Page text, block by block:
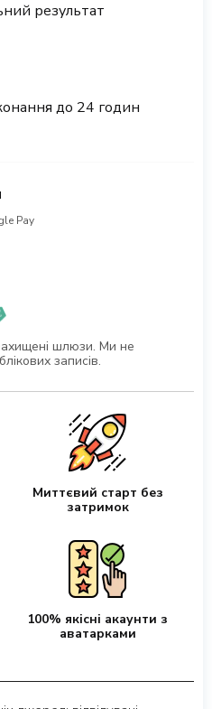
результат
до 24 годин
Pay
шлюзи. Ми не
записів.
Миттєвий старт без
затримок
100% якісні акаунти з
аватарками